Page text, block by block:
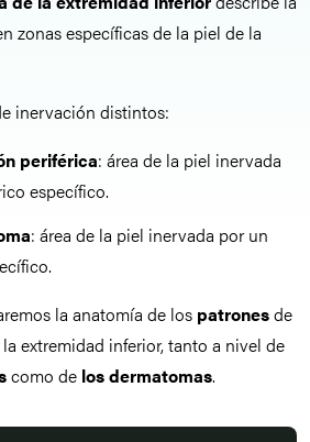
zonas específicas de la piel de la
inervación distintos:
periférica: área de la piel inervada
específico.
: área de la piel inervada por un
la anatomía de los patronesde
extremidad inferior, tanto a nivel de
como de los dermatomas.